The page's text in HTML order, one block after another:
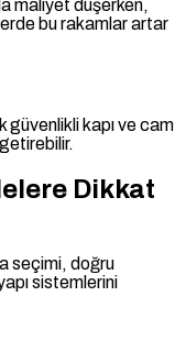
maliyet düşerken,
bu rakamlar artar
güvenlikli kapı ve cam
Dikkat
seçimi, doğru
sistemlerini